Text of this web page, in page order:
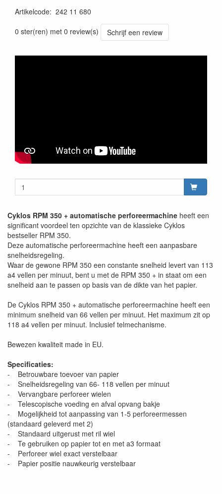
Artikelcode: 242 11 680
0 ster(ren) met 0 review(s)
Schrijf een review
Cyklos RPM 350 + automatische perforeermachine heeft een
significant voordeel ten opzichte van de klassieke Cyklos
bestseller RPM 350.
Deze automatische perforeermachine heeft een aanpasbare
snelheidsregeling.
Waar de gewone RPM 350 een constante snelheid levert van 113
a4 vellen per minuut, bent u met de RPM 350 + in staat om een
snelheid aan te passen op basis van de dikte van het papier.
De Cyklos RPM 350 + automatische perforeermachine heeft een
minimum snelheid van 66 vellen per minuut. Het maximum zit op
118 a4 vellen per minuut. Inclusief telmechanisme.
Bewezen kwaliteit made in EU.
Specificaties:
- Betrouwbare toevoer van papier
- Snelheidsregeling van 66- 118 vellen per minuut
- Vervangbare perforeer wielen
- Telescopische voeding en afval opvang bakje
- Mogelijkheid tot aanpassing van 1-5 perforeermessen
(standaard geleverd met 2)
- Standaard uitgerust met ril wiel
- Te gebruiken op papier tot en met a3 formaat
- Perforeer wiel exact verstelbaar
- Papier positie nauwkeurig verstelbaar